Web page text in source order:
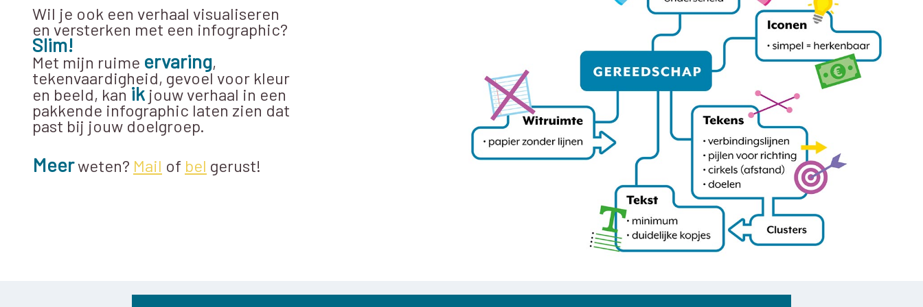
Wil je ook een verhaal visualiseren
en versterken met een infographic?
Slim!
Met mijn ruime ervaring,
tekenvaardigheid, gevoel voor kleur
en beeld, kan ik jouw verhaal in een
pakkende infographic laten zien dat
past bij jouw doelgroep.
Meerweten? Mail of bel gerust!